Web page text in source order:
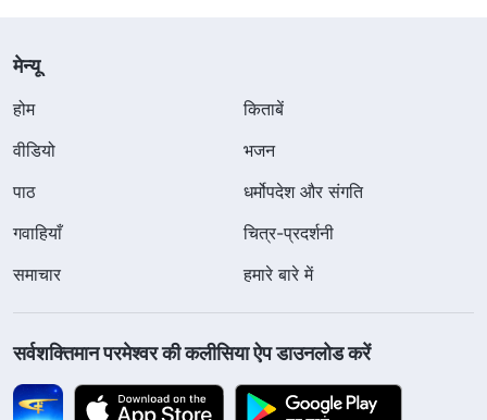
मेन्यू
होम
किताबें
वीडियो
भजन
पाठ
धर्मोपदेश और संगति
गवाहियाँ
चित्र-प्रदर्शनी
समाचार
हमारे बारे में
सर्वशक्तिमान परमेश्वर की कलीसिया ऐप डाउनलोड करें